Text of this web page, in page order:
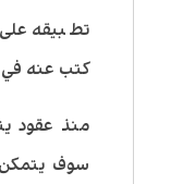
تطبيقه
كتب عنه في
منذ عقود
سوف